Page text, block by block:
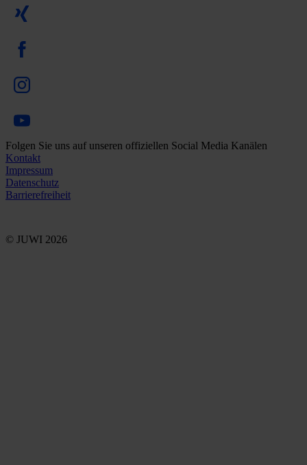
Folgen Sie uns auf unseren offiziellen Social Media Kanälen
Kontakt
Impressum
Datenschutz
Barrierefreiheit
© JUWI 2026